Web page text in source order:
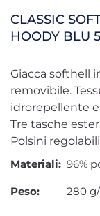
CLASSIC
HOODY BLU
Giacca softhell
removibile.
idrorepellente
Tre tasche
Polsini
Materiali: 96%
Peso: 280